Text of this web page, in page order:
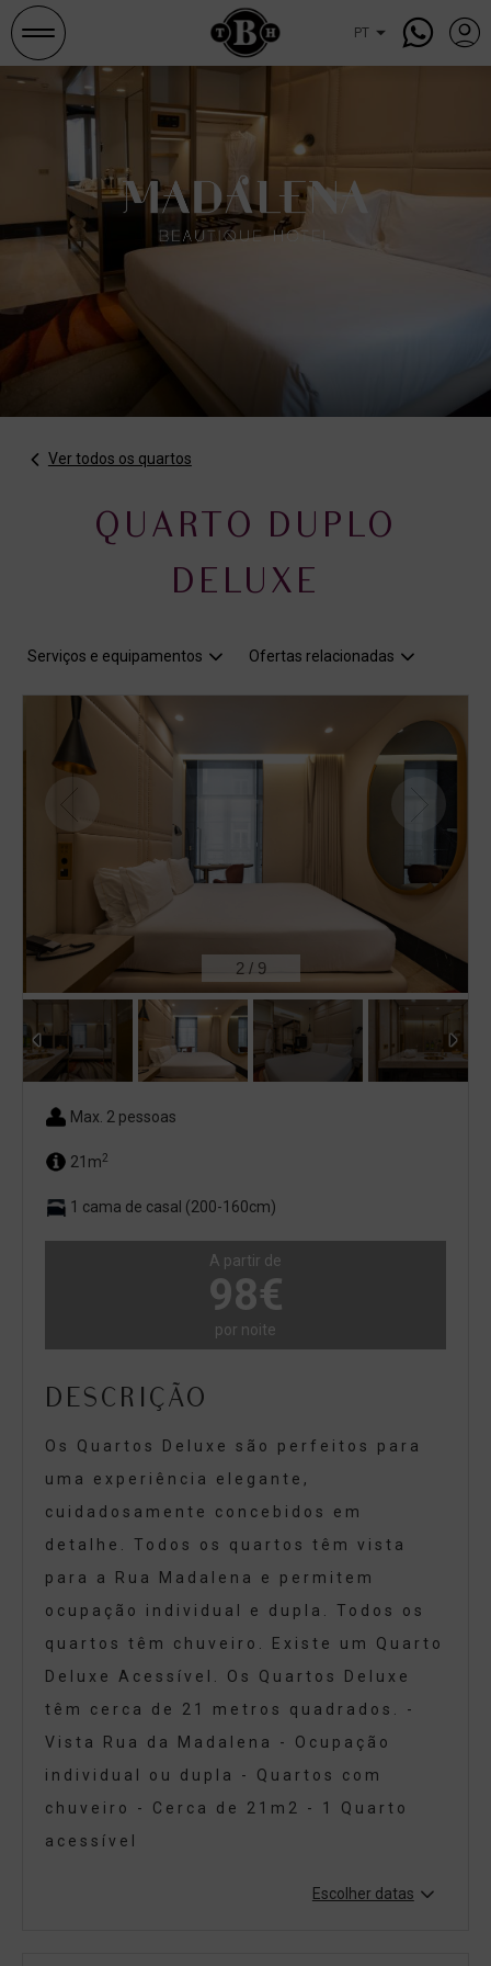
e
ocupações
Ver todos os quartos
QUARTO DUPLO
DELUXE
Serviços e equipamentos Ofertas relacionadas
2 / 9
Max. 2 pessoas
21m2
1 cama de casal (200-160cm)
A partir de
98€
por noite
DESCRIÇÃO
Os Quartos Deluxe são perfeitos para
uma experiência elegante,
cuidadosamente concebidos em
detalhe. Todos os quartos têm vista
para a Rua Madalena e permitem
ocupação individual e dupla. Todos os
quartos têm chuveiro. Existe um Quarto
Deluxe Acessível. Os Quartos Deluxe
têm cerca de 21 metros quadrados. -
Vista Rua da Madalena - Ocupação
individual ou dupla - Quartos com
chuveiro - Cerca de 21m2 - 1 Quarto
acessível
Escolher datas